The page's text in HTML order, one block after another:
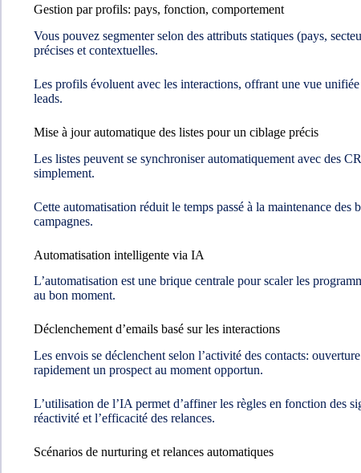
Gestion par profils: pays, fonction, comportement
Vous pouvez segmenter selon des attributs statiques (pays,
précises et contextuelles.
Les profils évoluent avec les interactions, offrant une vue
leads.
Mise à jour automatique des listes pour un ciblage précis
Les listes peuvent se synchroniser automatiquement avec des
simplement.
Cette automatisation réduit le temps passé à la maintenance des
campagnes.
Automatisation intelligente via IA
L’automatisation est une brique centrale pour scaler les
au bon moment.
Déclenchement d’emails basé sur les interactions
Les envois se déclenchent selon l’activité des contacts:
rapidement un prospect au moment opportun.
L’utilisation de l’IA permet d’affiner les règles en fonction des
réactivité et l’efficacité des relances.
Scénarios de nurturing et relances automatiques